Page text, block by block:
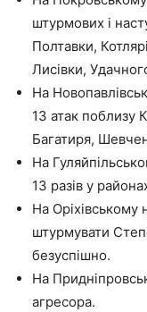
штурмових і
Полтавки,
Лисівки,
На
13 атак поблизу
Багатиря,
На
13 разів у
На Оріхівському
штурмувати
безуспішно.
На
агресора.